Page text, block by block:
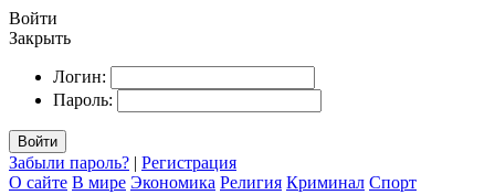
Войти
Закрыть
Логин:
Пароль:
Войти
Забыли пароль? | Регистрация
О сайте В мире Экономика Религия Криминал Спорт